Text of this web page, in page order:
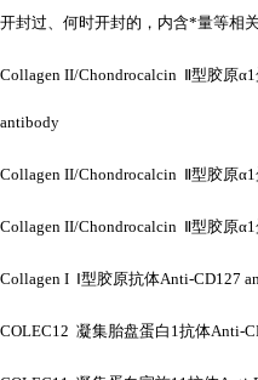
开封过、何时开封的，内含*量等相关
Collagen II/Chondrocalcin Ⅱ型胶原
antibody
Collagen II/Chondrocalcin Ⅱ型胶原
Collagen II/Chondrocalcin Ⅱ型胶原
Collagen I Ⅰ型胶原抗体Anti-CD127
COLEC12 凝集胎盘蛋白1抗体Anti-